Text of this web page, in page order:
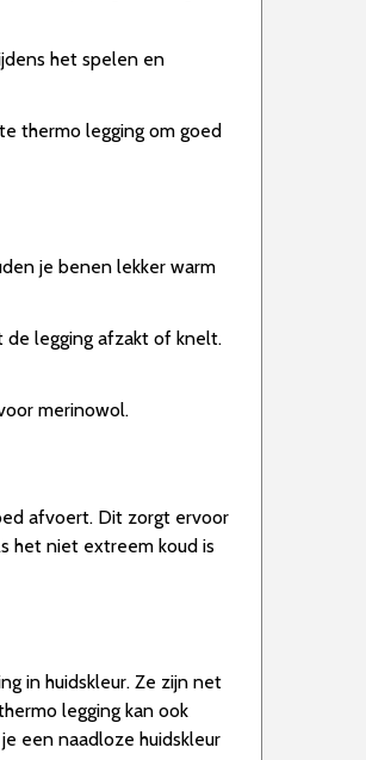
het spelen en
thermo legging om goed
je benen lekker warm
de legging afzakt of knelt.
merinowol.
afvoert. Dit zorgt ervoor
het niet extreem koud is
in huidskleur. Ze zijn net
legging kan ook
een naadloze huidskleur